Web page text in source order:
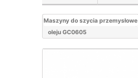
Maszyny do szycia przemysłowe
oleju GC0605